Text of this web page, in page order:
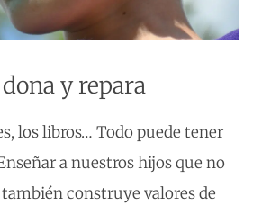
y repara
los libros… Todo puede tener
a nuestros hijos que no
construye valores de